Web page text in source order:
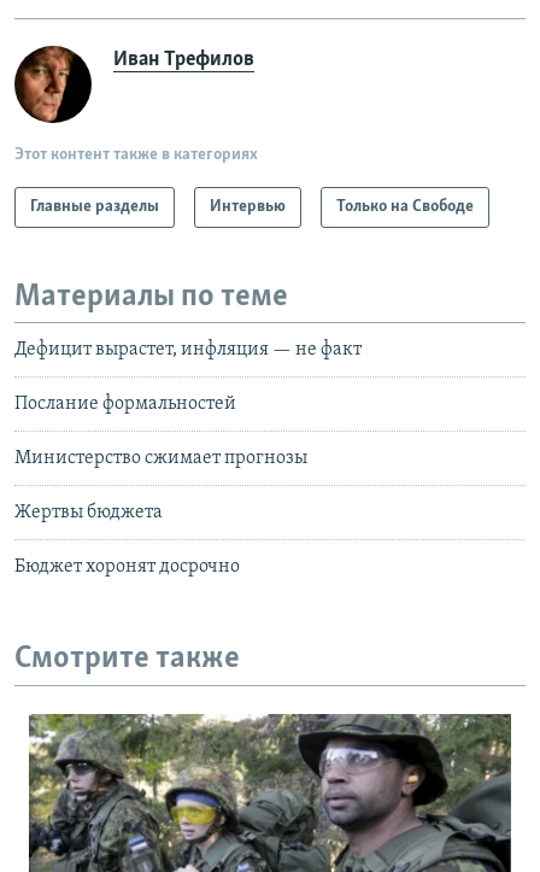
Иван Трефилов
Этот контент также в категориях
Главные разделы Интервью Только на Свободе
Материалы по теме
Дефицит вырастет, инфляция — не факт
Послание формальностей
Министерство сжимает прогнозы
Жертвы бюджета
Бюджет хоронят досрочно
Смотрите также